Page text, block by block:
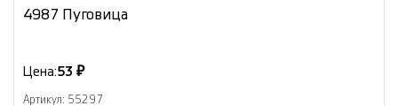
4987 Пуговица
Цена:53 ₽
Артикул: 55297